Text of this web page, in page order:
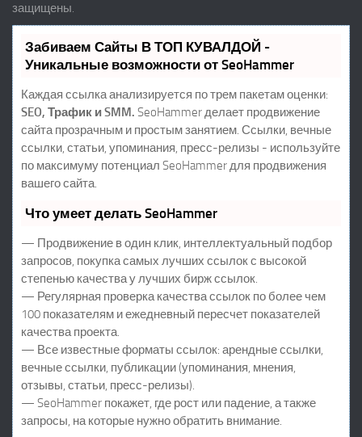
защищены.
Забиваем Сайты В ТОП КУВАЛДОЙ -
Уникальные возможности от SeoHammer
Каждая ссылка анализируется по трем пакетам оценки:
SEO, Трафик и SMM. SeoHammer делает продвижение
сайта прозрачным и простым занятием. Ссылки, вечные
ссылки, статьи, упоминания, пресс-релизы - используйте
по максимуму потенциал SeoHammer для продвижения
вашего сайта.
Что умеет делать SeoHammer
— Продвижение в один клик, интеллектуальный подбор
запросов, покупка самых лучших ссылок с высокой
степенью качества у лучших бирж ссылок.
— Регулярная проверка качества ссылок по более чем
100 показателям и ежедневный пересчет показателей
качества проекта.
— Все известные форматы ссылок: арендные ссылки,
вечные ссылки, публикации (упоминания, мнения,
отзывы, статьи, пресс-релизы).
— SeoHammer покажет, где рост или падение, а также
запросы, на которые нужно обратить внимание.